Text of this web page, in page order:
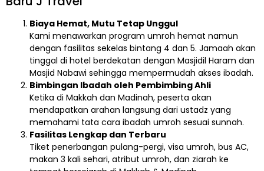
Biaya Hemat, Mutu Tetap Unggul
Kami menawarkan program umroh hemat namun
dengan fasilitas sekelas bintang 4 dan 5. Jamaah akan
tinggal di hotel berdekatan dengan Masjidil Haram dan
Masjid Nabawi sehingga mempermudah akses ibadah.
Bimbingan Ibadah oleh Pembimbing Ahli
Ketika di Makkah dan Madinah, peserta akan
mendapatkan arahan langsung dari ustadz yang
memahami tata cara ibadah umroh sesuai sunnah.
Fasilitas Lengkap dan Terbaru
Tiket penerbangan pulang-pergi, visa umroh, bus AC,
makan 3 kali sehari, atribut umroh, dan ziarah ke